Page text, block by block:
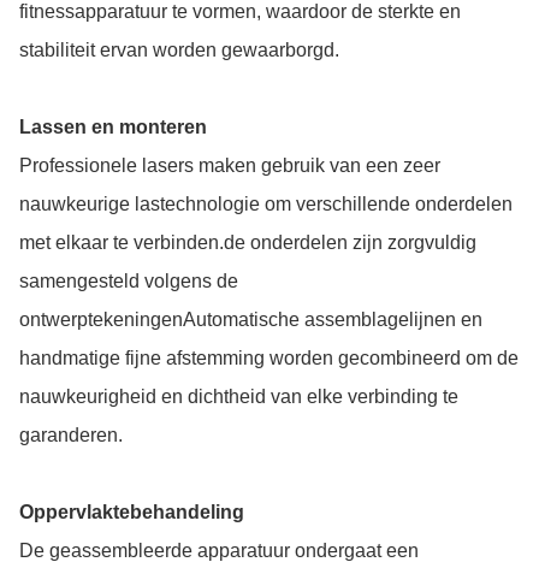
fitnessapparatuur te vormen, waardoor de sterkte en
stabiliteit ervan worden gewaarborgd.
Lassen en monteren
Professionele lasers maken gebruik van een zeer
nauwkeurige lastechnologie om verschillende onderdelen
met elkaar te verbinden.de onderdelen zijn zorgvuldig
samengesteld volgens de
ontwerptekeningenAutomatische assemblagelijnen en
handmatige fijne afstemming worden gecombineerd om de
nauwkeurigheid en dichtheid van elke verbinding te
garanderen.
Oppervlaktebehandeling
De geassembleerde apparatuur ondergaat een